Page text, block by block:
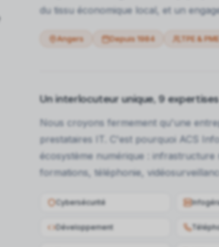
du tissu économique local, et un
Angers Depuis 1984 TPE & PME
Un interlocuteur unique, 9 expertises
Nous croyons fermement qu'une
prestataires IT. C'est pourquoi ACS
écosystème numérique : infrastructure
formations, téléphonie,
Cybersécurité
Développement